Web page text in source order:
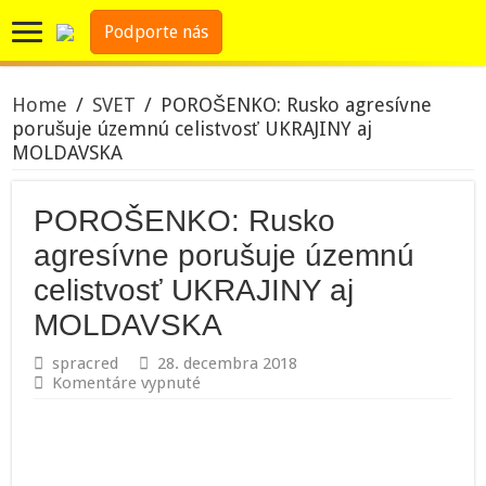
Podporte nás
Home / SVET / POROŠENKO: Rusko agresívne
porušuje územnú celistvosť UKRAJINY aj
MOLDAVSKA
POROŠENKO: Rusko
agresívne porušuje územnú
celistvosť UKRAJINY aj
MOLDAVSKA
spracred
28. decembra 2018
Komentáre vypnuté